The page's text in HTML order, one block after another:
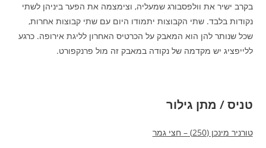
בקרב ישיר את וולפסבורג שמעליה, וצימצמה את הפער ביניהן לשתי
נקודות בלבד. שתי הקבוצות יתמודו היום עם שתי קבוצות אחרות,
שכל שנותר להן הוא המאבק על הכרטיס האחרון לליגת אירופה. כרגע
ללייפציג יש מקדמה של נקודה במאבק זה מול פרנקפורט.
טניס / מתן גילור
טורניר מינכן (250) – חצי גמר